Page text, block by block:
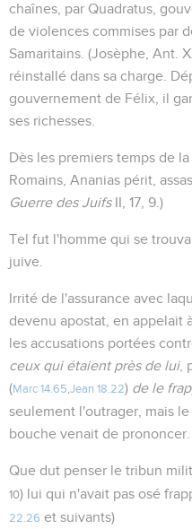
chaînes, par Quadratus,
de violences commises par
Samaritains. (Josèphe, Ant.
réinstallé dans sa charge.
gouvernement de Félix, il
ses richesses.
Dès les premiers temps de
Romains, Ananias périt,
Guerre des JuifsII, 17, 9.)
Tel fut l'homme qui se
juive.
Irrité de l'assurance avec
devenu apostat, en appelait
les accusations portées
ceux qui étaient près de lui,
(Marc 14.65 Jean 18.22) de le
seulement l'outrager, mais
bouche venait de prononcer.
Que dut penser le tribun
10) lui qui n'avait pas osé
22.26 et suivants)